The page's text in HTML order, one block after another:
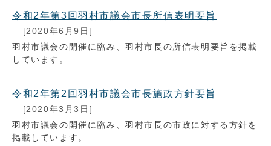
令和2年第3回羽村市議会市長所信表明要旨
[2020年6月9日]
羽村市議会の開催に臨み、羽村市長の所信表明要旨を掲載
しています。
令和2年第2回羽村市議会市長施政方針要旨
[2020年3月3日]
羽村市議会の開催に臨み、羽村市長の市政に対する方針を
掲載しています。